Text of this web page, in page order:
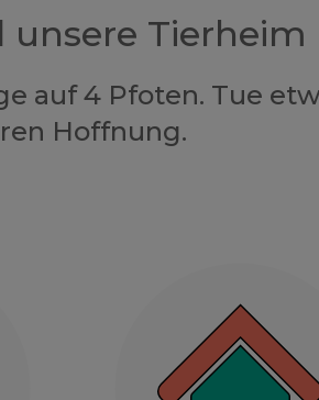
Tierheim
auf 4 Pfoten. Tue
Hoffnung.